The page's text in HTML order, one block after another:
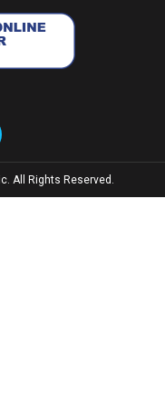
All Rights Reserved.